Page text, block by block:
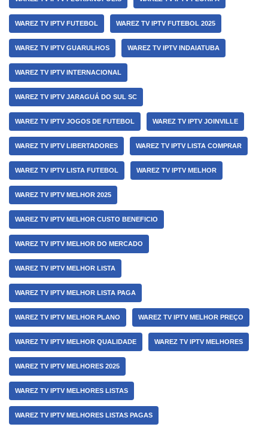
WAREZ TV IPTV FUTEBOL WAREZ TV IPTV FUTEBOL 2025
WAREZ TV IPTV GUARULHOS WAREZ TV IPTV INDAIATUBA
WAREZ TV IPTV INTERNACIONAL
WAREZ TV IPTV JARAGUÁ DO SUL SC
WAREZ TV IPTV JOGOS DE FUTEBOL WAREZ TV IPTV JOINVILLE
WAREZ TV IPTV LIBERTADORES WAREZ TV IPTV LISTA COMPRAR
WAREZ TV IPTV LISTA FUTEBOL WAREZ TV IPTV MELHOR
WAREZ TV IPTV MELHOR 2025
WAREZ TV IPTV MELHOR CUSTO BENEFICIO
WAREZ TV IPTV MELHOR DO MERCADO
WAREZ TV IPTV MELHOR LISTA
WAREZ TV IPTV MELHOR LISTA PAGA
WAREZ TV IPTV MELHOR PLANO WAREZ TV IPTV MELHOR PREÇO
WAREZ TV IPTV MELHOR QUALIDADE WAREZ TV IPTV MELHORES
WAREZ TV IPTV MELHORES 2025
WAREZ TV IPTV MELHORES LISTAS
WAREZ TV IPTV MELHORES LISTAS PAGAS